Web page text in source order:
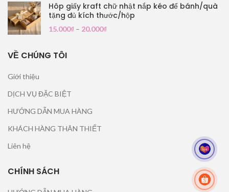
Hôp giấy kraft chữ nhật nắp kéo để bánh/quà
tặng đủ kích thước/hộp
15.000₫ – 20.000₫
VỀ CHÚNG TÔI
Giới thiệu
DỊCH VỤ ĐẶC BIỆT
HƯỚNG DẪN MUA HÀNG
KHÁCH HÀNG THÂN THIẾT
Liên hệ
CHÍNH SÁCH